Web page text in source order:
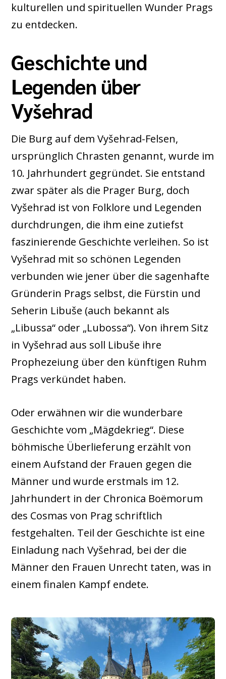
kulturellen und spirituellen Wunder Prags
zu entdecken.
Geschichte und
Legenden über
Vyšehrad
Die Burg auf dem Vyšehrad-Felsen,
ursprünglich Chrasten genannt, wurde im
10. Jahrhundert gegründet. Sie entstand
zwar später als die Prager Burg, doch
Vyšehrad ist von Folklore und Legenden
durchdrungen, die ihm eine zutiefst
faszinierende Geschichte verleihen. So ist
Vyšehrad mit so schönen Legenden
verbunden wie jener über die sagenhafte
Gründerin Prags selbst, die Fürstin und
Seherin Libuše (auch bekannt als
„Libussa“ oder „Lubossa“). Von ihrem Sitz
in Vyšehrad aus soll Libuše ihre
Prophezeiung über den künftigen Ruhm
Prags verkündet haben.
Oder erwähnen wir die wunderbare
Geschichte vom „Mägdekrieg“. Diese
böhmische Überlieferung erzählt von
einem Aufstand der Frauen gegen die
Männer und wurde erstmals im 12.
Jahrhundert in der Chronica Boëmorum
des Cosmas von Prag schriftlich
festgehalten. Teil der Geschichte ist eine
Einladung nach Vyšehrad, bei der die
Männer den Frauen Unrecht taten, was in
einem finalen Kampf endete.